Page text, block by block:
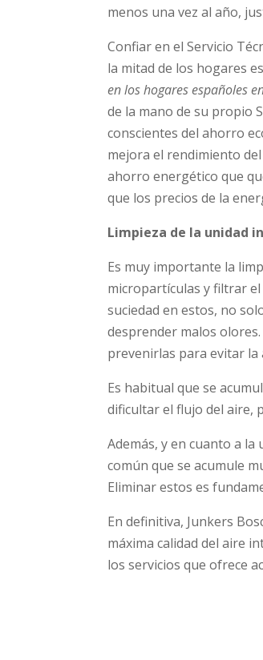
menos una vez al año,
Confiar en el Servicio
la mitad de los hogares
en los hogares españoles
de la mano de su propio
conscientes del ahorro
mejora el rendimiento
ahorro energético que
que los precios de la
Limpieza de la unidad
Es muy importante la
micropartículas y filtrar
suciedad en estos, no
desprender malos
prevenirlas para evitar la
Es habitual que se
dificultar el flujo del aire,
Además, y en cuanto a
común que se acumule
Eliminar estos es
En definitiva, Junkers
máxima calidad del aire
los servicios que ofrece